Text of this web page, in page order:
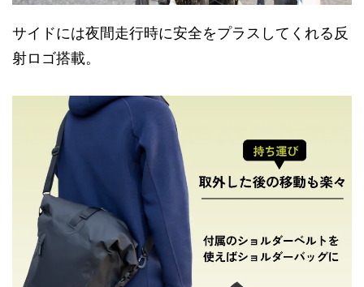
サイドには夜間走行時に安全をプラスしてくれる反
射ロゴ搭載。